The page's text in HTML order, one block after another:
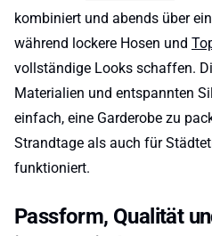
kombiniert und abends über
während lockere Hosen und
vollständige Looks schaffen.
Materialien und entspannten
einfach, eine Garderobe zu
Strandtage als auch für
funktioniert.
Passform, Qualität